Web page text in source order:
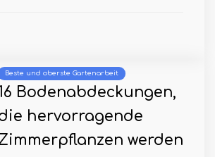
Beste und oberste Gartenarbeit
Bodenabdeckungen,
hervorragende
werden